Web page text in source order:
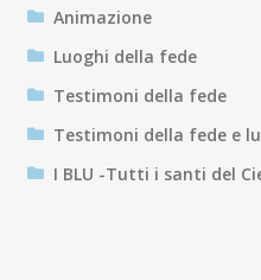
Animazione
Luoghi della fede
Testimoni della fede
Testimoni della fede e
I BLU -Tutti i santi del